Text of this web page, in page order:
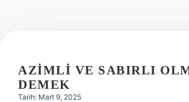
AZIMLI VE SABIRLI
DEMEK
Tarih: Mart 9, 2025